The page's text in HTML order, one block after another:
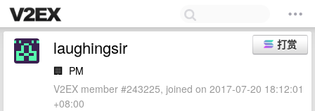
打赏
laughingsir
🏢 PM
V2EX member #243225, joined on 2017-07-20 18:12:01
+08:00